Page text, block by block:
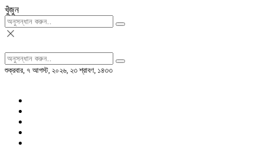
খুঁজুন
শুক্রবার, ৭ আগস্ট, ২০২৬, ২৩ শ্রাবণ, ১৪৩৩